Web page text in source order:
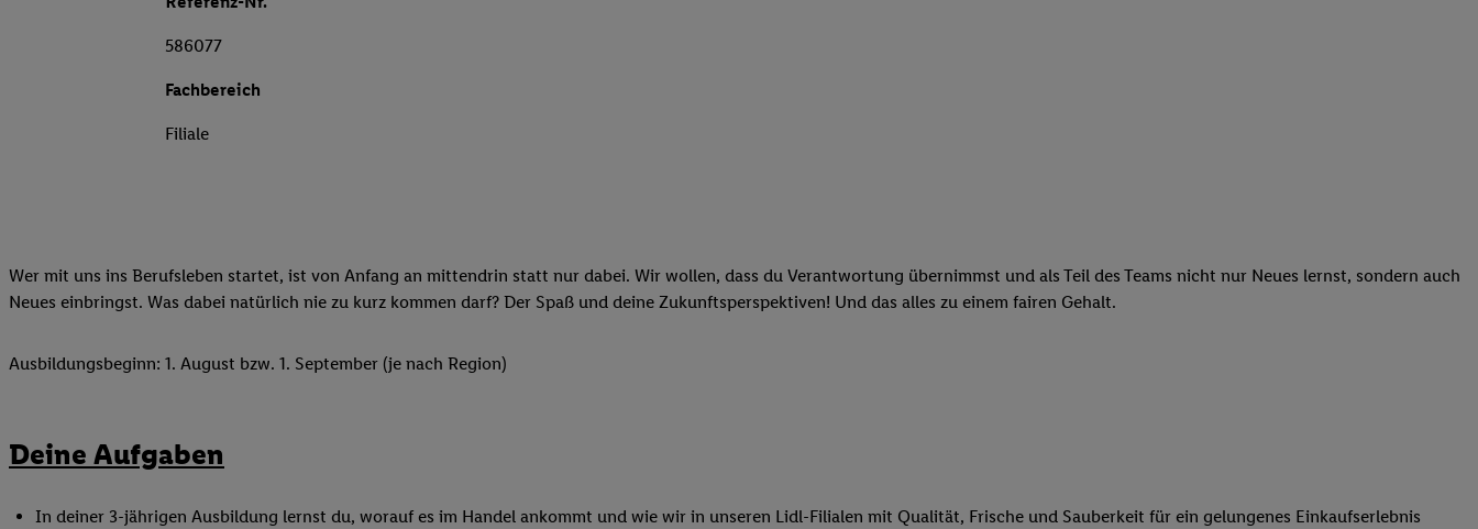
586077
Fachbereich
Filiale
Wer mit uns ins Berufsleben startet, ist von Anfang an mittendrin statt nur dabei. Wir wollen, dass du Verantwortung übernimmst und als Teil des Teams nicht nur Neues lernst, sondern auch
Neues einbringst. Was dabei natürlich nie zu kurz kommen darf? Der Spaß und deine Zukunftsperspektiven! Und das alles zu einem fairen Gehalt.
Ausbildungsbeginn: 1. August bzw. 1. September (je nach Region)
Deine Aufgaben
In deiner 3-jährigen Ausbildung lernst du, worauf es im Handel ankommt und wie wir in unseren Lidl-Filialen mit Qualität, Frische und Sauberkeit für ein gelungenes Einkaufserlebnis